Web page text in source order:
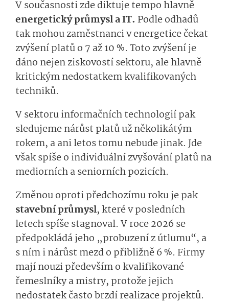
V současnosti zde diktuje tempo hlavně
energetický průmysl a IT. Podle odhadů
tak mohou zaměstnanci v energetice čekat
zvýšení platů o 7 až 10 %. Toto zvýšení je
dáno nejen ziskovostí sektoru, ale hlavně
kritickým nedostatkem kvalifikovaných
techniků.
V sektoru informačních technologií pak
sledujeme nárůst platů už několikátým
rokem, a ani letos tomu nebude jinak. Jde
však spíše o individuální zvyšování platů na
mediorních a seniorních pozicích.
Změnou oproti předchozímu roku je pak
stavební průmysl, které v posledních
letech spíše stagnoval. V roce 2026 se
předpokládá jeho „probuzení z útlumu“, a
s ním i nárůst mezd o přibližně 6 %. Firmy
mají nouzi především o kvalifikované
řemeslníky a mistry, protože jejich
nedostatek často brzdí realizace projektů.